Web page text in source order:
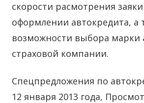
скорости расмотрения
оформлении автокредита, а
возможности выбора марки
страховой компании.
Спецпредложения по
12 января 2013 года,